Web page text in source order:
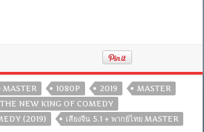
MASTER 1080P 2019
MASTER
THE NEW KING OF COMEDY
(2019)
เสียงจีน 5.1 + พากย์ไทย MASTER